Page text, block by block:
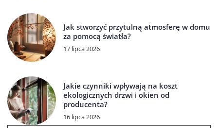
Jak stworzyć przytulną atmosferę w domu
za pomocą światła?
17 lipca 2026
Jakie czynniki wpływają na koszt
ekologicznych drzwi i okien od
producenta?
16 lipca 2026